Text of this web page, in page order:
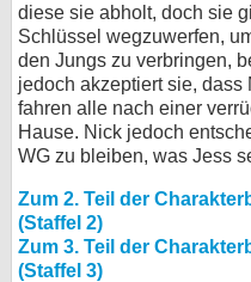
diese sie abholt, doch sie
Schlüssel wegzuwerfen,
den Jungs zu verbringen,
jedoch akzeptiert sie,
fahren alle nach einer
Hause. Nick jedoch
WG zu bleiben, was Jess
Zum 2. Teil der
(Staffel 2)
Zum 3. Teil der
(Staffel 3)